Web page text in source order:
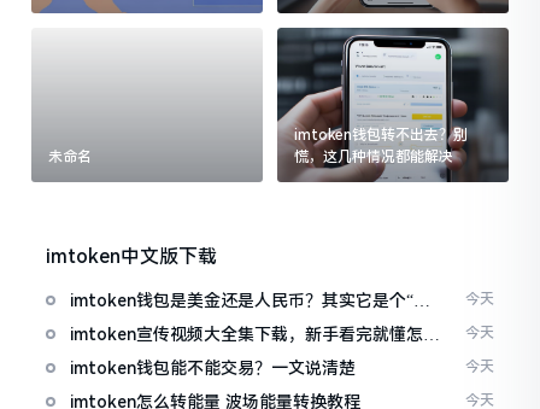
跌被套牢
未命名
imtoken钱包转不出去？别
慌，这几种情况都能解决
imtoken中文版下载
imtoken钱包是美金还是人民币？其实它是个“多
面手”
今天
imtoken宣传视频大全集下载，新手看完就懂怎么
用
今天
imtoken钱包能不能交易？一文说清楚 今天
imtoken怎么转能量 波场能量转换教程 今天